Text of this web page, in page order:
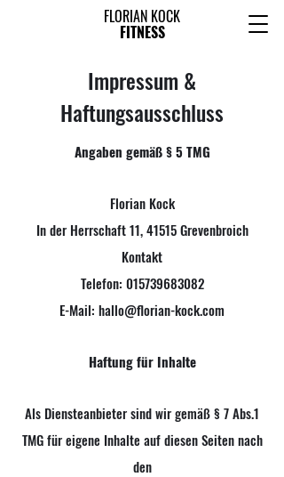
FLORIAN KOCK
FITNESS
Impressum &
Haftungsausschluss
Angaben gemäß § 5 TMG
Florian Kock
In der Herrschaft 11, 41515 Grevenbroich
Kontakt
Telefon: 015739683082
E-Mail: hallo@florian-kock.com
Haftung für Inhalte
Als Diensteanbieter sind wir gemäß § 7 Abs.1
TMG für eigene Inhalte auf diesen Seiten nach
den